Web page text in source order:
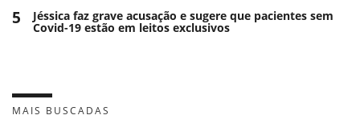
5 Jéssica faz grave acusação e sugere que pacientes sem
Covid-19 estão em leitos exclusivos
MAIS BUSCADAS